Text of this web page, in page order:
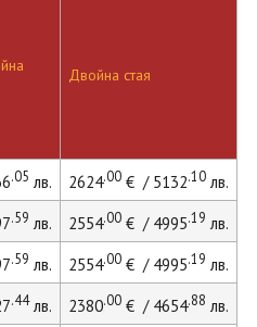
Двойна стая
.05 лв. 2624.00€ / 5132.10лв.
.59 лв. 2554.00€ / 4995.19 лв.
.59 лв. 2554.00€ / 4995.19 лв.
.44лв. 2380.00€ / 4654.88 лв.